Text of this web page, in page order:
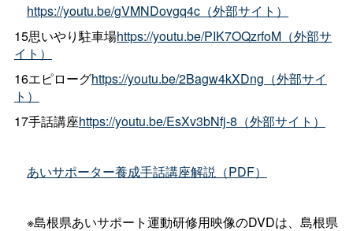
https://youtu.be/gVMNDovgq4c（外部サイト）
15思いやり駐車場https://youtu.be/PIK7OQzrfoM（外部サ
イト）
16エピローグhttps://youtu.be/2Bagw4kXDng（外部サイ
ト）
17手話講座https://youtu.be/EsXv3bNfj-8（外部サイト）
あいサポーター養成手話講座解説（PDF）
※島根県あいサポート運動研修用映像のDVDは、島根県